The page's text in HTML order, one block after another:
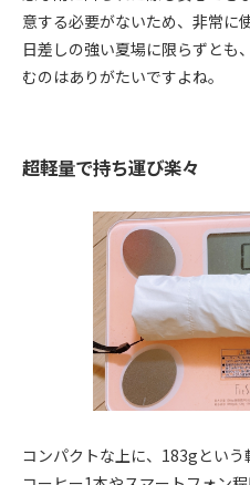
意する必要がないため、非常に
日差しの強い夏場に限らずとも
むのはありがたいですよね。
超軽量で持ち運び楽々
コンパクトな上に、183gとい